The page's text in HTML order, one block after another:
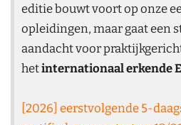
editie bouwt voort op onze
opleidingen, maar gaat een
aandacht voor
hetinternationaal erkende
[2026] eerstvolgende 5-